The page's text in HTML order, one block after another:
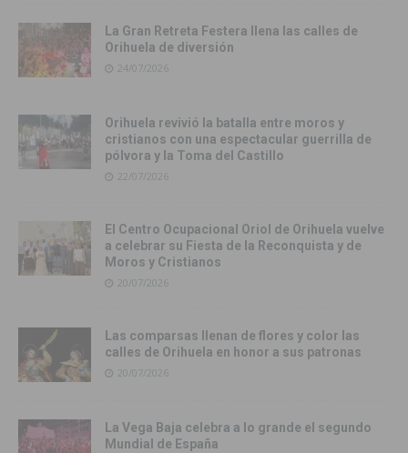
La Gran Retreta Festera llena las calles de
Orihuela de diversión
24/07/2026
Orihuela revivió la batalla entre moros y
cristianos con una espectacular guerrilla de
pólvora y la Toma del Castillo
22/07/2026
El Centro Ocupacional Oriol de Orihuela vuelve
a celebrar su Fiesta de la Reconquista y de
Moros y Cristianos
20/07/2026
Las comparsas llenan de flores y color las
calles de Orihuela en honor a sus patronas
20/07/2026
La Vega Baja celebra a lo grande el segundo
Mundial de España